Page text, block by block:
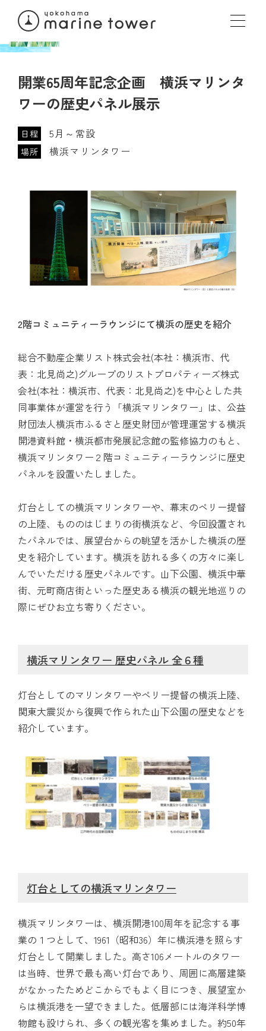
開業65周年記念企画 横浜マリンタ
ワーの歴史パネル展示
日程 5月～常設
場所 横浜マリンタワー
2階コミュニティーラウンジにて横浜の歴史を紹介
総合不動産企業リスト株式会社(本社：横浜市、代
表：北見尚之)グループのリストプロパティーズ株式
会社(本社：横浜市、代表：北見尚之)を中心とした共
同事業体が運営を行う「横浜マリンタワー」は、公益
財団法人横浜市ふるさと歴史財団が管理運営する横浜
開港資料館・横浜都市発展記念館の監修協力のもと、
横浜マリンタワー２階コミュニティーラウンジに歴史
パネルを設置いたしました。
灯台としての横浜マリンタワーや、幕末のペリー提督
の上陸、もののはじまりの街横浜など、今回設置され
たパネルでは、展望台からの眺望を活かした横浜の歴
史を紹介しています。横浜を訪れる多くの方々に楽し
んでいただける歴史パネルです。山下公園、横浜中華
街、元町商店街といった歴史ある横浜の観光地巡りの
際にぜひお立ち寄りください。
横浜マリンタワー 歴史パネル 全６種
灯台としてのマリンタワーやペリー提督の横浜上陸、
関東大震災から復興で作られた山下公園の歴史などを
紹介しています。
灯台としての横浜マリンタワー
横浜マリンタワーは、横浜開港100周年を記念する事
業の１つとして、1961（昭和36）年に横浜港を照らす
灯台として開業しました。高さ106メートルのタワー
は当時、世界で最も高い灯台であり、周囲に高層建築
がなかったためどこからでもよく目につき、展望室か
らは横浜港を一望できました。低層部には海洋科学博
物館も設けられ、多くの観光客を集めました。約50年